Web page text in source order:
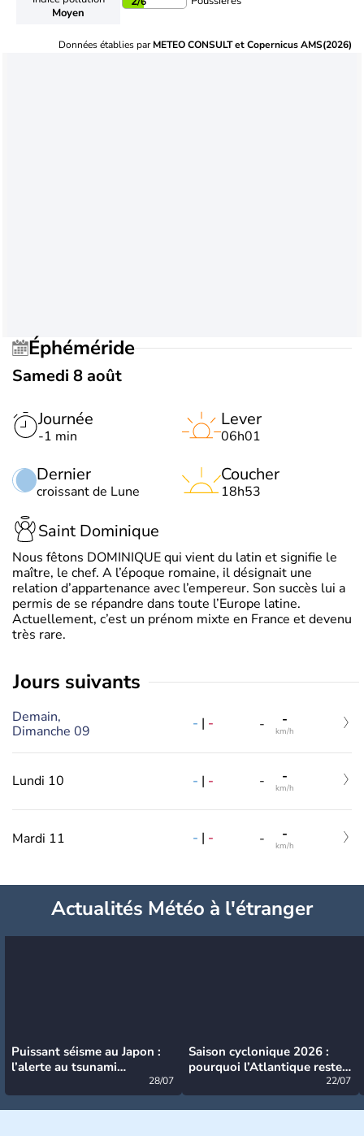
Moyen
Données établies parMETEO CONSULT et Copernicus AMS(2026)
Éphéméride
Samedi 8 août
Journée
-1 min
Dernier
croissant de Lune
Lever
06h01
Coucher
18h53
Saint Dominique
Nous fêtons DOMINIQUE qui vient du latin et signifie le
maître, le chef. A l’époque romaine, il désignait une
relation d’appartenance avec l’empereur. Son succès lui a
permis de se répandre dans toute l’Europe latine.
Actuellement, c’est un prénom mixte en France et devenu
très rare.
jours suivants
Demain,
Dimanche 09
- | - - -
km/h
Lundi 10 - | - - -
km/h
Mardi 11 - | - - -
km/h
Actualités Météo à l'étranger
Puissant séisme au Japon :
l’alerte au tsunami
28/07
Saison cyclonique 2026 :
pourquoi l’Atlantique reste
22/07